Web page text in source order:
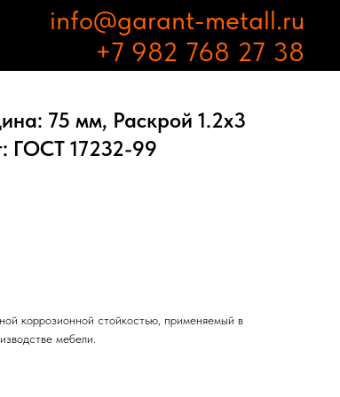
info@garant-metall.ru
+7 982 768 27 38
75 мм, Раскрой 1.2х3
ГОСТ 17232-99
коррозионной стойкостью, применяемый в
мебели.